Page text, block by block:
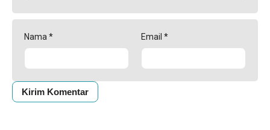
Nama * Email *